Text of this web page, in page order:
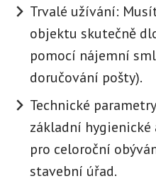
Trvalé užívání:
objektu skutečně
pomocí nájemní
doručování pošty).
Technické
základní
pro celoroční
stavební úřad.